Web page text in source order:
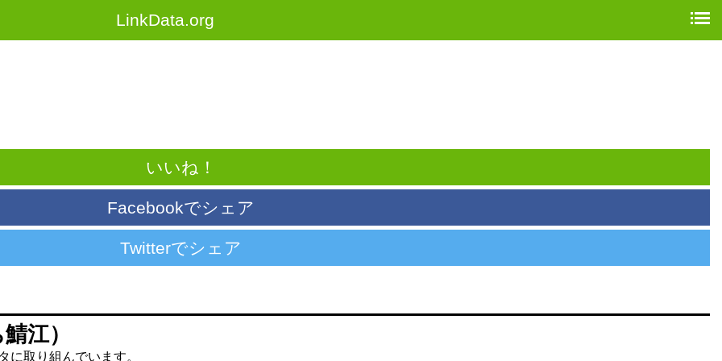
LinkData.org
いいね！
Facebookでシェア
Twitterでシェア
江）
に取り組んでいます。